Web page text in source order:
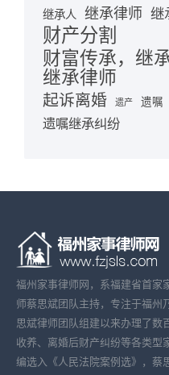
继承人 继承律师 继
财产分割
财富传承，继
继承律师
起诉离婚 遗产 遗嘱
遗嘱继承纠纷
福州家事律师网，系福建省首家
师蔡思斌团队主持，专注于福州
思斌律师团队组建以来办理了数
收养、离婚后财产纠纷等各类型
编选入《人民法院案例选》，蔡